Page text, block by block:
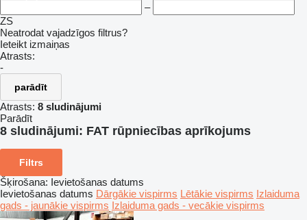
–
ZS
Neatrodat vajadzīgos filtrus?
Ieteikt izmaiņas
Atrasts:
-
parādīt
Atrasts: 8 sludinājumi
Parādīt
8 sludinājumi: FAT rūpniecības aprīkojums
Filtrs
Šķirošana: Ievietošanas datums
Ievietošanas datums Dārgākie vispirms Lētākie vispirms Izlaiduma
gads - jaunākie vispirms Izlaiduma gads - vecākie vispirms